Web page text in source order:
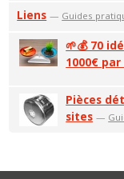
Liens — Guides
🌱💰 70
1000€ par
Pièces
sites —